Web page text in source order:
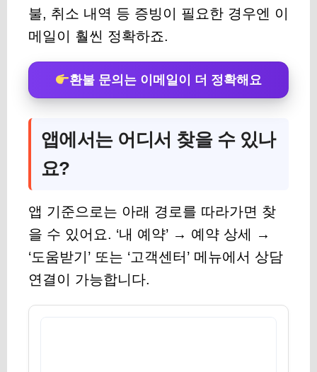
불, 취소 내역 등 증빙이 필요한 경우엔 이
메일이 훨씬 정확하죠.
환불 문의는 이메일이 더 정확해요
앱에서는 어디서 찾을 수 있나
요?
앱 기준으로는 아래 경로를 따라가면 찾
을 수 있어요. ‘내 예약’ → 예약 상세 →
‘도움받기’ 또는 ‘고객센터’ 메뉴에서 상담
연결이 가능합니다.